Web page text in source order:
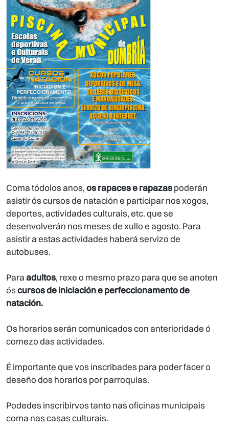
Coma tódolos anos,os rapaces e rapazaspoderán
asistir ós cursos de natación e participar nos xogos,
deportes, actividades culturais, etc. que se
desenvolverán nos meses de xullo e agosto. Para
asistir a estas actividades haberá servizo de
autobuses.
Paraadultos, rexe o mesmo prazo para que se anoten
óscursos de iniciación e perfeccionamento de
natación.
Os horarios serán comunicados con anterioridade ó
comezo das actividades.
É importante que vos inscribades para poder facer o
deseño dos horarios por parroquias.
Podedes inscribirvos tanto nas oficinas municipais
coma nas casas culturais.